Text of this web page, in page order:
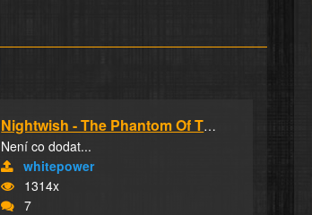
Nightwish - The Phantom Of The Opera
Není co dodat...
whitepower
1314x
7